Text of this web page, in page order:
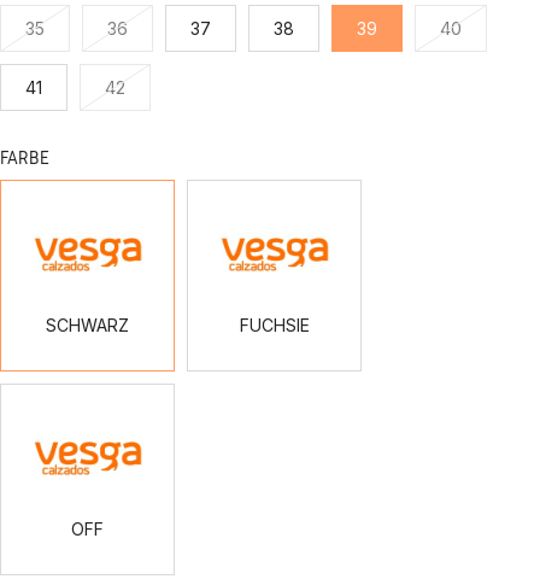
35 36 37 38 39 40
41 42
FARBE
SCHWARZ FUCHSIE
OFF